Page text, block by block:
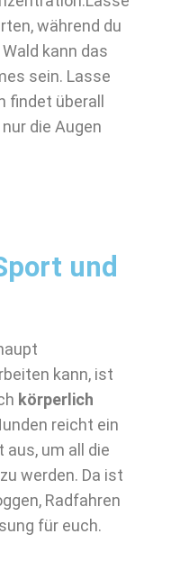
während du
kann das
sein. Lasse
findet überall
die Augen
und
kann, ist
körperlich
reicht ein
aus, um all die
werden. Da ist
Radfahren
für euch.